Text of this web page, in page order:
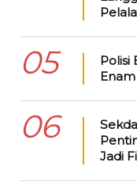
05
Polisi
06
Jadi